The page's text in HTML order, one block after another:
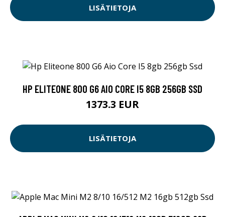
LISÄTIETOJA
HP ELITEONE 800 G6 AIO CORE I5 8GB 256GB SSD
1373.3 EUR
LISÄTIETOJA